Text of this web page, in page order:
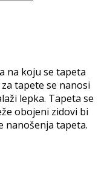
na koju se tapeta
tapete se nanosi
lepka. Tapeta se
obojeni zidovi bi
nanošenja tapeta.